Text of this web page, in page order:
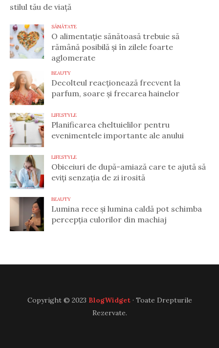
stilul tău de viață
SĂNĂTATE
O alimentație sănătoasă trebuie să
rămână posibilă și în zilele foarte
aglomerate
BEAUTY
Decolteul reacționează frecvent la
parfum, soare și frecarea hainelor
LIFESTYLE
Planificarea cheltuielilor pentru
evenimentele importante ale anului
LIFESTYLE
Obiceiuri de după-amiază care te ajută să
eviți senzația de zi irosită
BEAUTY
Lumina rece și lumina caldă pot schimba
percepția culorilor din machiaj
Copyright © 2023 BlogWidget· Toate Drepturile
Rezervate.